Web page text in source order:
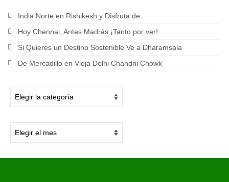
India Norte en Rishikesh y Disfruta de…
Hoy Chennai, Antes Madrás ¡Tanto por ver!
Si Quieres un Destino Sostenible Ve a Dharamsala
De Mercadillo en Vieja Delhi Chandni Chowk